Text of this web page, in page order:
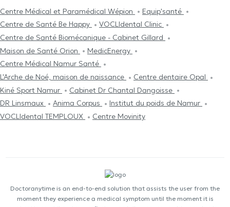
Centre Médical et Paramédical Wépion
Equip'santé
Centre de Santé Be Happy
VOCLIdental Clinic
Centre de Santé Biomécanique - Cabinet Gillard
Maison de Santé Orion
MedicEnergy
Centre Médical Namur Santé
L'Arche de Noé, maison de naissance
Centre dentaire Opal
Kiné Sport Namur
Cabinet Dr Chantal Dangoisse
DR Linsmaux
Anima Corpus
Institut du poids de Namur
VOCLIdental TEMPLOUX
Centre Movinity
Doctoranytime is an end-to-end solution that assists the user from the
moment they experience a medical symptom until the moment it is